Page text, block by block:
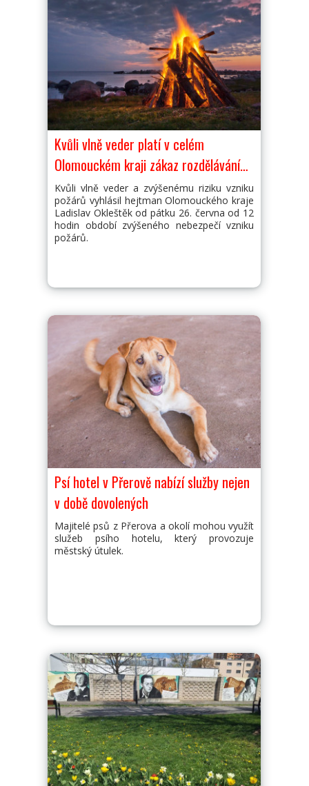
je naplánována od 27. července do 5. srpna.
Následné úpravy chodníkových ploch
začnou v průběhu srpna. Tato investice
přijde město na 4,9 milionu bez daně.
Kvůli vlně veder platí v celém
Olomouckém kraji zákaz rozdělávání
ohňů v přírodě
Kvůli vlně veder a zvýšenému riziku vzniku
požárů vyhlásil hejtman Olomouckého kraje
Ladislav Okleštěk od pátku 26. června od 12
hodin období zvýšeného nebezpečí vzniku
požárů.
Psí hotel v Přerově nabízí služby nejen
v době dovolených
Majitelé psů z Přerova a okolí mohou využít
služeb psího hotelu, který provozuje
městský útulek.